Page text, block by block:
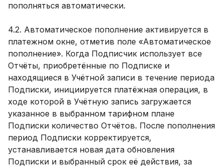
пополняться автоматически.
4.2. Автоматическое пополнение активируется в
платежном окне, отметив поле «Автоматическое
пополнение». Когда Подписчик использует все
Отчёты, приобретённые по Подписке и
находящиеся в Учётной записи в течение периода
Подписки, инициируется платёжная операция, в
ходе которой в Учётную запись загружается
указанное в выбранном тарифном плане
Подписки количество Отчётов. После пополнения
период Подписки корректируется,
устанавливается новая дата обновления
Подписки и выбранный срок её действия, за